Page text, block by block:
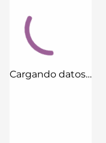
Cargando datos…